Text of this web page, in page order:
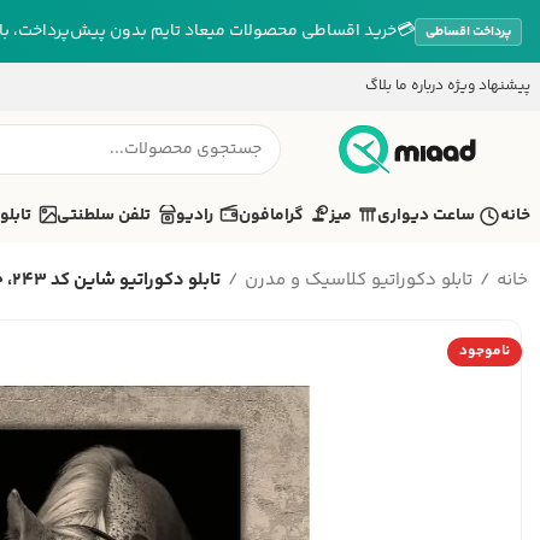
پرداخت اقساطی 💳خرید اقساطی محصولات میعاد تایم بدون پیش‌پرداخت،
پیشنهاد ویژه درباره ما بلاگ
خانه ساعت دیواری میز گرامافون رادیو تلفن سلطنتی تابلو
خانه تابلو دکوراتیو کلاسیک و مدرن تابلو دکوراتیو شاین کد 243، جد...
ناموجود